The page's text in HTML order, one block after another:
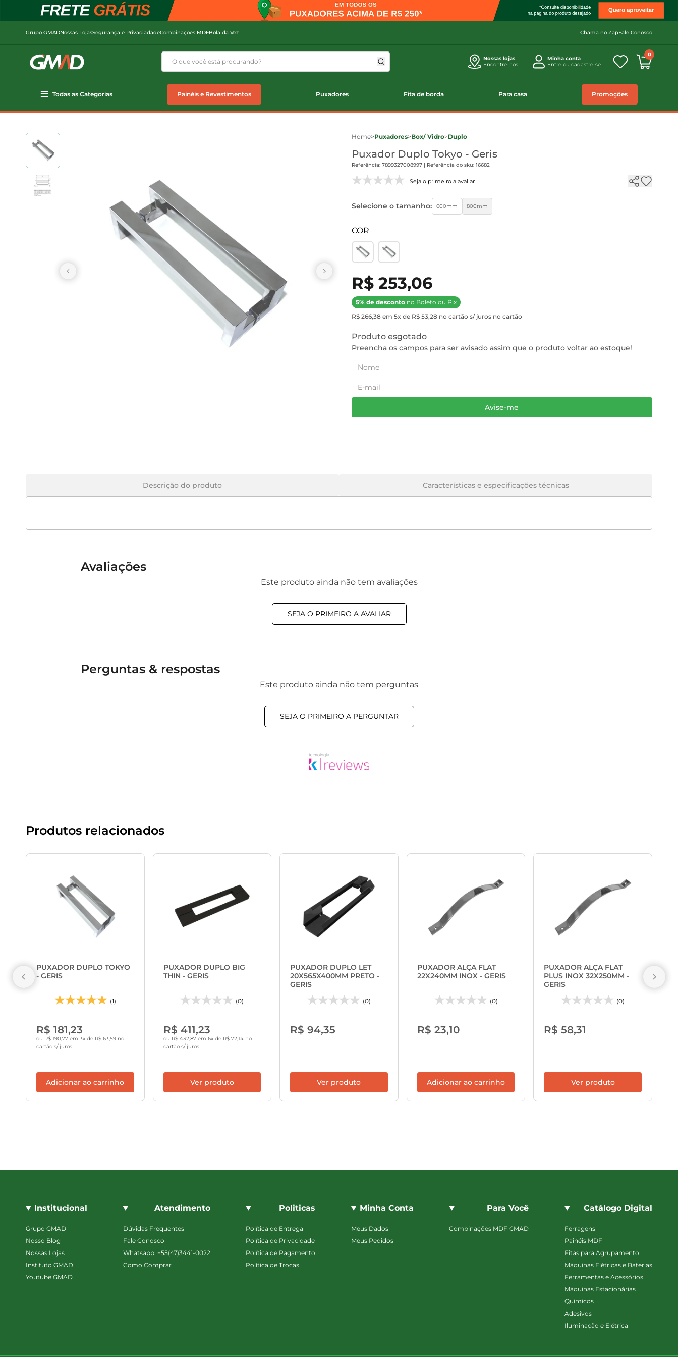
Grupo GMADNossas LojasSegurança e PrivaciadadeCombinações MDFBola da Vez Chama no ZapFale Conosco
Nossas lojas
Encontre-nos
Minha conta
Entre ou cadastre-se
0
Todas as Categorias Painéis e Revestimentos Puxadores Fita de borda Para casa Promoções
Home>Puxadores>Box/ Vidro>Duplo
Puxador Duplo Tokyo - Geris
Referência: 7899327008997 | Referência do sku: 16682
Seja o primeiro a avaliar
Selecione o tamanho: 600mm 800mm
COR
R$ 253,06
5% de descontono Boleto ou Pix
R$ 266,38 em 5x de R$ 53,28 no cartão s/ juros no cartão
Produto esgotado
Preencha os campos para ser avisado assim que o produto voltar ao estoque!
Avise-me
Descrição do produto Características e especificações técnicas
Avaliações
Este produto ainda não tem avaliações
SEJA O PRIMEIRO A AVALIAR
Perguntas & respostas
Este produto ainda não tem perguntas
SEJA O PRIMEIRO A PERGUNTAR
Produtos relacionados
PUXADOR DUPLO TOKYO
- GERIS
(1)
R$ 181,23
ou R$ 190,77 em 3x de R$ 63,59 no
cartão s/ juros
Adicionar ao carrinho
PUXADOR DUPLO BIG
THIN - GERIS
(0)
R$ 411,23
ou R$ 432,87 em 6x de R$ 72,14 no
cartão s/ juros
Ver produto
PUXADOR DUPLO LET
20X565X400MM PRETO -
GERIS
(0)
R$ 94,35
Ver produto
PUXADOR ALÇA FLAT
22X240MM INOX - GERIS
(0)
R$ 23,10
Adicionar ao carrinho
PUXADOR ALÇA FLAT
PLUS INOX 32X250MM -
GERIS
(0)
R$ 58,31
Ver produto
Institucional
Grupo GMAD
Nosso Blog
Nossas Lojas
Instituto GMAD
Youtube GMAD
Atendimento
Dúvidas Frequentes
Fale Conosco
Whatsapp: +55(47)3441-0022
Como Comprar
Politicas
Política de Entrega
Política de Privacidade
Política de Pagamento
Política de Trocas
Minha Conta
Meus Dados
Meus Pedidos
Para Você
Combinações MDF GMAD
Catálogo Digital
Ferragens
Painéis MDF
Fitas para Agrupamento
Máquinas Elétricas e Baterias
Ferramentas e Acessórios
Máquinas Estacionárias
Quimicos
Adesivos
Iluminação e Elétrica